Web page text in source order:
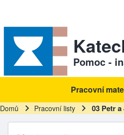
Sekundární
Pomoc -
Hlavní
Pracovní
Drobečková
Domů Pracovní listy 03 Petr